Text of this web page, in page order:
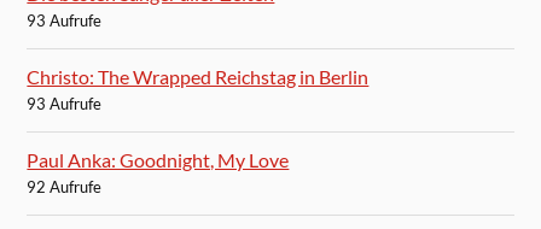
93 Aufrufe
Christo: The Wrapped Reichstag in Berlin
93 Aufrufe
Paul Anka: Goodnight, My Love
92 Aufrufe